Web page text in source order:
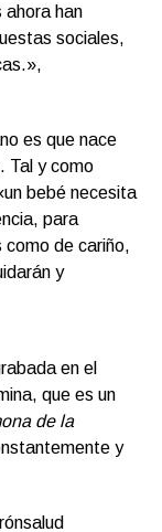
ahora han
sociales,
es que nace
Tal y como
bebé necesita
para
de cariño,
y
en el
que es un
de la
y